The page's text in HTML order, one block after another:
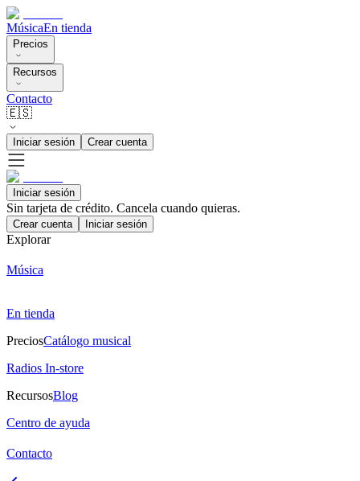
MúsicaEn tienda
Precios
Recursos
Contacto
🇪🇸
Iniciar sesión Crear cuenta
Iniciar sesión
Sin tarjeta de crédito. Cancela cuando quieras.
Crear cuenta Iniciar sesión
Explorar
Música
En tienda
PreciosCatálogo musical
Radios In-store
RecursosBlog
Centro de ayuda
Contacto